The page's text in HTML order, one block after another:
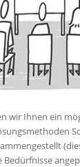
wir Ihnen ein